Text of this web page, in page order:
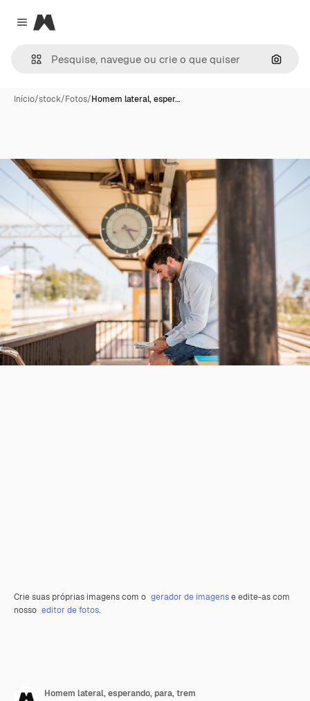
Close menu
Magnific
Início/stock/Fotos/Homem lateral, esper…
Crie suas próprias imagens com o gerador de imagense edite-as com
nosso editor de fotos.
Homem lateral, esperando, para, trem